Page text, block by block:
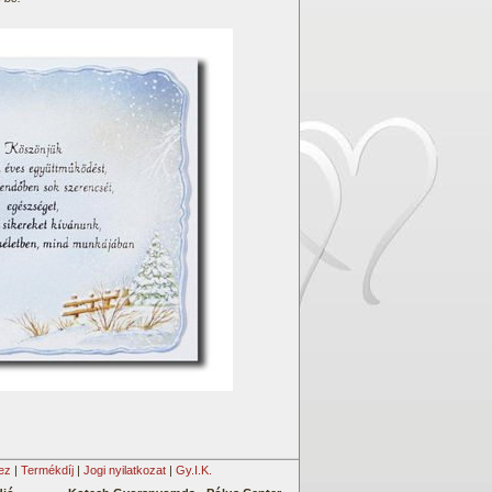
| Termékdíj| Jogi nyilatkozat| Gy.I.K.